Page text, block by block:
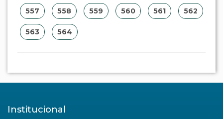
557 558 559 560 561 562
563 564
Institucional